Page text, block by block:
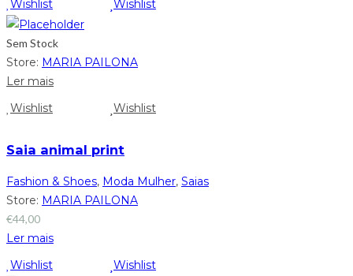
Wishlist
Wishlist
Sem Stock
Store: MARIA PAILONA
Ler mais
Wishlist
Wishlist
Saia animal print
Fashion & Shoes, Moda Mulher, Saias
Store: MARIA PAILONA
€44,00
Ler mais
Wishlist
Wishlist